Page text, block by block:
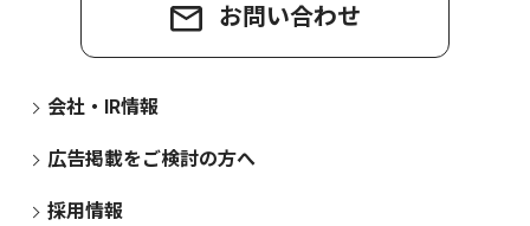
お問い合わせ
会社・IR情報
広告掲載をご検討の方へ
採用情報